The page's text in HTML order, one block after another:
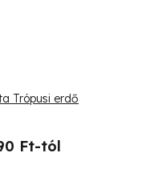
Trópusi erdő
Ft-tól